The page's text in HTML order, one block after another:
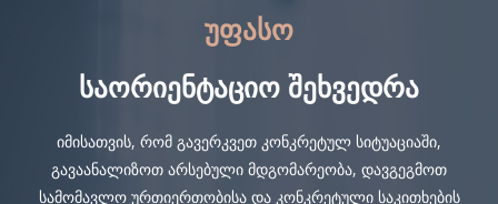
Უფასო
Საორიენტაციო Შეხვედრა
იმისათვის, რომ გავერკვეთ კონკრეტულ სიტუაციაში,
გავაანალიზოთ არსებული მდგომარეობა, დავგეგმოთ
სამომავლო ურთიერთობისა და კონკრეტული საკითხების